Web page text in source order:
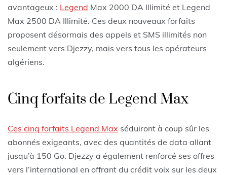
avantageux : Legend Max 2000 DA Illimité et Legend
Max 2500 DA Illimité. Ces deux nouveaux forfaits
proposent désormais des appels et SMS illimités non
seulement vers Djezzy, mais vers tous les opérateurs
algériens.
Cinq forfaits de Legend Max
Ces cinq forfaits Legend Max séduiront à coup sûr les
abonnés exigeants, avec des quantités de data allant
jusqu’à 150 Go. Djezzy a également renforcé ses offres
vers l’international en offrant du crédit voix sur les deux